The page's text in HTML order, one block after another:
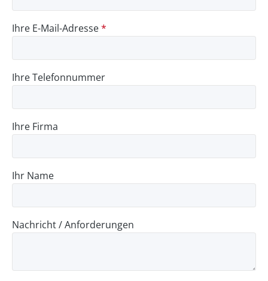
Ihre E-Mail-Adresse*
Ihre Telefonnummer
Ihre Firma
Ihr Name
Nachricht / Anforderungen